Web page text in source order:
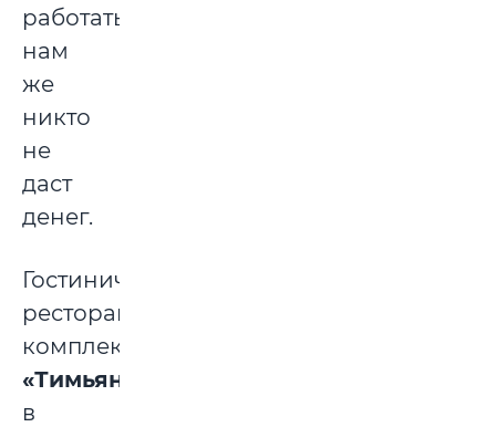
работать,
нам
же
никто
не
даст
денег.
Гостинично-
ресторанный
комплекс
«Тимьян»
в